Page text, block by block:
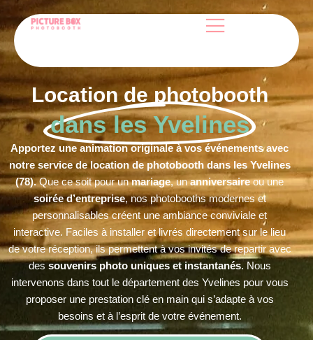
Location de photobooth
dans les Yvelines
Apportez une animation originale à vos événements avec
notre service de location de photobooth dans les Yvelines
(78).Que ce soit pour unmariage, unanniversaireou une
soirée d’entreprise, nos photobooths modernes et
personnalisables créent une ambiance conviviale et
interactive. Faciles à installer et livrés directement sur le lieu
de votre réception, ils permettent à vos invités de repartir avec
dessouvenirs photo uniques et instantanés. Nous
intervenons dans tout le département des Yvelines pour vous
proposer une prestation clé en main qui s’adapte à vos
besoins et à l’esprit de votre événement.